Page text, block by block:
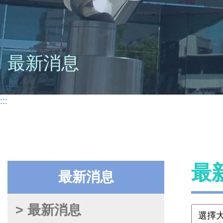
最新消息
:::
最新消息
> 最新消息
最